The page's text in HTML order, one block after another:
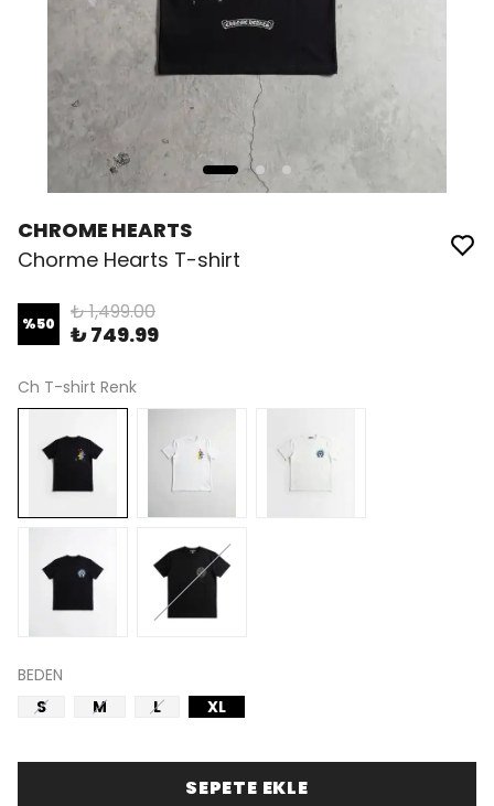
CHROME HEARTS
Chorme Hearts T-shirt
%50 ₺ 1,499.00
₺ 749.99
Ch T-shirt Renk
BEDEN
S
M L XL
SEPETE EKLE